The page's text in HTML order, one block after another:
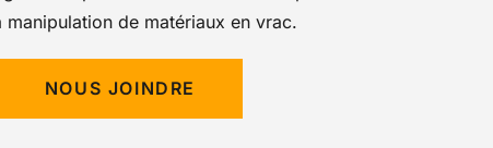
manipulation de matériaux en vrac.
NOUS JOINDRE